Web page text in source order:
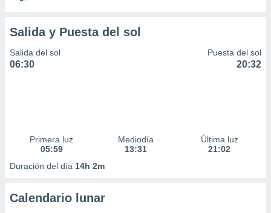
Salida y Puesta del sol
Salida del sol
06:30
Puesta del sol
20:32
Primera luz
05:59
Mediodía
13:31
Última luz
21:02
Duración del día 14h 2m
Calendario lunar